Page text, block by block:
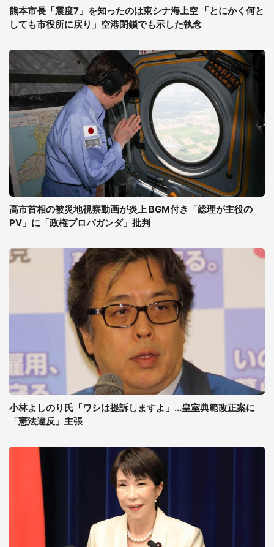
熊本市長「震度7」を知ったのは東シナ海上空 「とにかく何と
しても市役所に戻り」空港閉鎖でも示した執念
高市首相の被災地視察動画が炎上 BGM付き「総理が主役の
PV」に「政権プロパガンダ」批判
小林よしのり氏「ワシは提訴しますよ」...皇室典範改正案に
「憲法違反」主張